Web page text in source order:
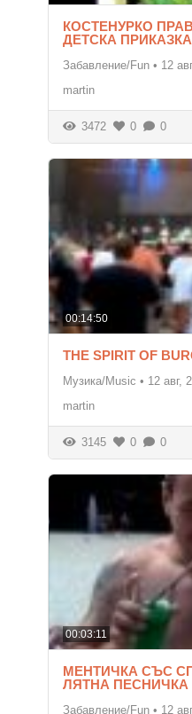
КОСТЕНУРКО
ДЕТСКА ПРИКАЗКА
Забавление/Fun • 12
martin
3472 0 0
00:14:50
THE SPIRIT OF
Музика/Music • 12 авг,
martin
3145 0 0
00:03:11
МЕНТИЧКА СЪС
ЛЯТНА ПЕСНИЧКА
Забавление/Fun • 12